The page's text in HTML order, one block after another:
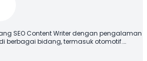
SEO Content Writer dengan pengalaman
berbagai bidang, termasuk otomotif.